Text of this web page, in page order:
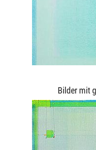
Bilder mit